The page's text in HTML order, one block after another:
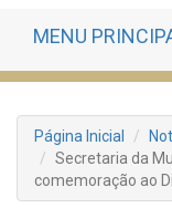
MENU
Página Inicial
Secretaria da
comemoração ao